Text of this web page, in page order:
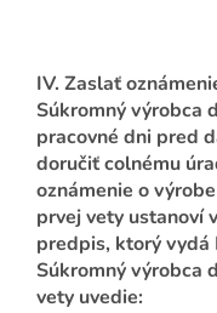
IV. Zaslať
Súkromný výrobca
pracovné dni pred
doručiť colnému
oznámenie o
prvej vety ustanoví
predpis, ktorý vydá
Súkromný výrobca
vety uvedie: